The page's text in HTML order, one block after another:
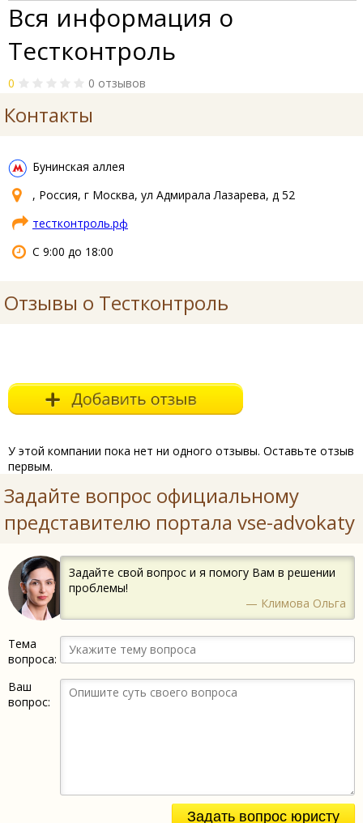
Вся информация о
Тестконтроль
0 0 отзывов
Контакты
Бунинская аллея
, Россия, г Москва, ул Адмирала Лазарева, д 52
тестконтроль.рф
С 9:00 до 18:00
Отзывы о Тестконтроль
У этой компании пока нет ни одного отзывы. Оставьте отзыв
первым.
Задайте вопрос официальному
представителю портала vse-advokaty
Задайте свой вопрос и я помогу Вам в решении
проблемы!
— Климова Ольга
Тема
вопроса:
Ваш
вопрос:
Задать вопрос юристу